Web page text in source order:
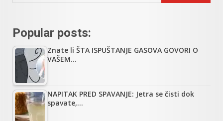
Popular posts:
Znate li ŠTA ISPUŠTANJE GASOVA GOVORI O
VAŠEM…
NAPITAK PRED SPAVANJE: Jetra se čisti dok
spavate,…